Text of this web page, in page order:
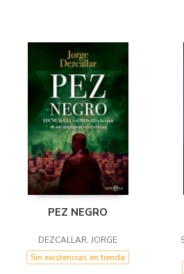
PEZ NEGRO
DEZCALLAR, JORGE
Sin existencias en tienda